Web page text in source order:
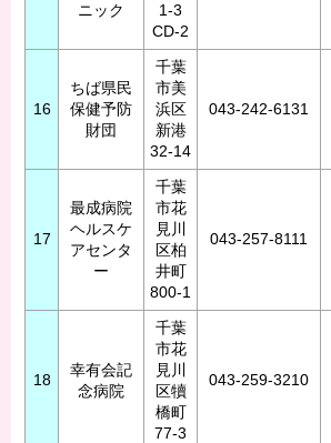
ニック
1-3
CD-2
16
ちば県民
保健予防
財団
千葉
市美
浜区
新港
32-14
043-242-6131
17
最成病院
ヘルスケ
アセンタ
ー
千葉
市花
見川
区柏
井町
800-1
043-257-8111
18
幸有会記
念病院
千葉
市花
見川
区犢
橋町
77-3
043-259-3210